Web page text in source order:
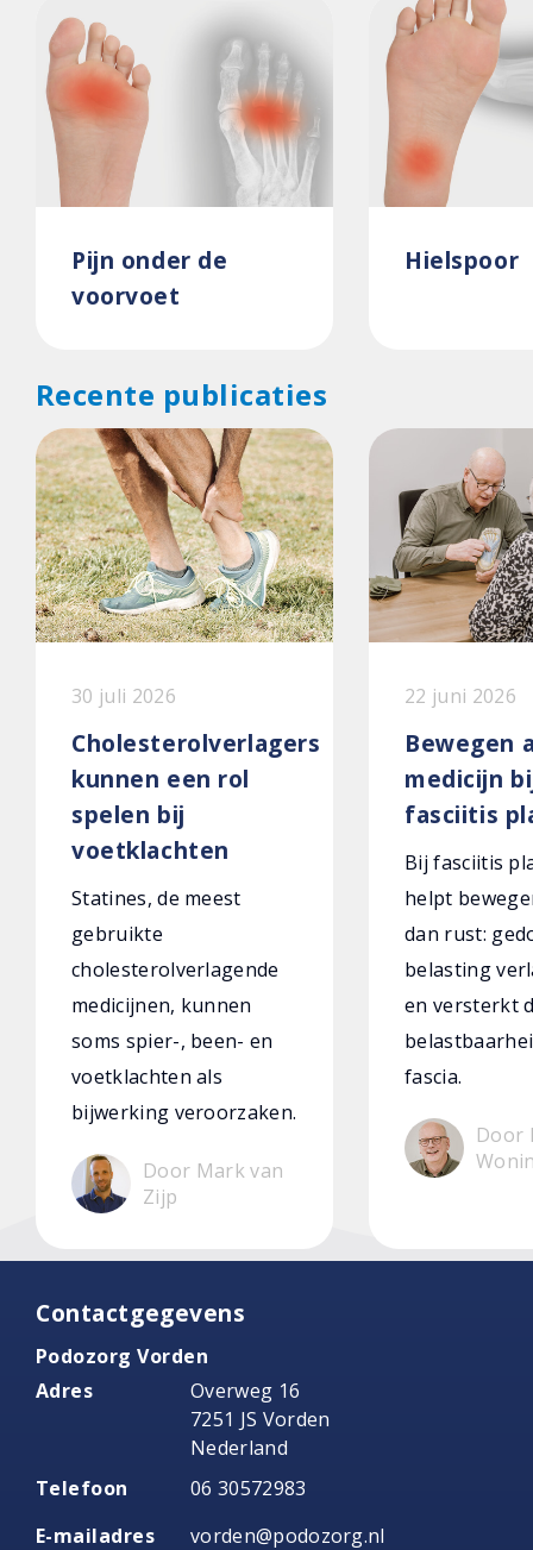
Pijn onder de
voorvoet
Hielspoor
Recente publicaties
30 juli 2026
Cholesterolverlagers
kunnen een rol
spelen bij
voetklachten
Statines, de meest
gebruikte
cholesterolverlagende
medicijnen, kunnen
soms spier-, been- en
voetklachten als
bijwerking veroorzaken.
Door Mark van
Zijp
22 juni 2026
Bewegen
medicijn
fasciitis
Bij fasciitis
helpt
dan rust:
belasting
en versterkt
fascia.
Door
Contactgegevens
Podozorg Vorden
Adres
Overweg 16
7251 JS Vorden
Nederland
Telefoon
06 30572983
E-mailadres
vorden@podozorg.nl